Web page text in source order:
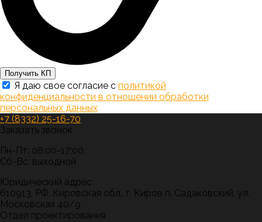
Получить КП
Я даю свое согласие с политикой
конфиденциальности в отношении обработки
персональных данных
+7 (8332) 25-16-70
Заказать звонок
Пн-Пт: 08:00-17:00,
Сб-Вс: выходной
Юридический адрес
610913, РФ, Кировская обл., г. Киров п. Садаковский, ул.
Московская 40/9
Отдел проектирования